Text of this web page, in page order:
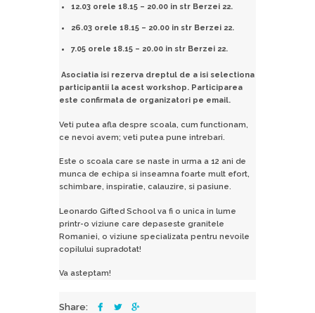
12.03 orele 18.15 – 20.00 in str Berzei 22.
26.03 orele 18.15 – 20.00 in str Berzei 22.
7.05 orele 18.15 – 20.00 in str Berzei 22.
Asociatia isi rezerva dreptul de a isi selectiona
participantii la acest workshop. Participarea
este confirmata de organizatori pe email.
Veti putea afla despre scoala, cum functionam,
ce nevoi avem; veti putea pune intrebari.
Este o scoala care se naste in urma a 12 ani de
munca de echipa si inseamna foarte mult efort,
schimbare, inspiratie, calauzire, si pasiune.
Leonardo Gifted School va fi o unica in lume
printr-o viziune care depaseste granitele
Romaniei, o viziune specializata pentru nevoile
copilului supradotat!
Va asteptam!
Share: